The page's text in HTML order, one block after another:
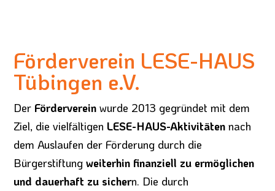
Förderverein LESE-HAUS
Tübingen e.V.
Der Förderverein wurde 2013 gegründet mit dem
Ziel, die vielfältigen LESE-HAUS-Aktivitäten nach
dem Auslaufen der Förderung durch die
Bürgerstiftungweiterhin finanziell zu ermöglichen
und dauerhaft zu sichern. Die durch